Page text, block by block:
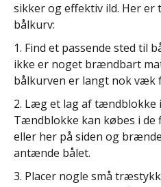
sikker og effektiv ild. Her
bålkurv:
1. Find et passende sted til
ikke er noget brændbart
bålkurven er langt nok væk
2. Læg et lag af tændblokke
Tændblokke kan købes i de
eller her på siden og
antænde bålet.
3. Placer nogle små